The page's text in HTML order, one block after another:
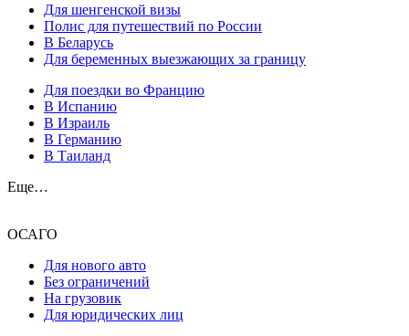
Для шенгенской визы
Полис для путешествий по России
В Беларусь
Для беременных выезжающих за границу
Для поездки во Францию
В Испанию
В Израиль
В Германию
В Таиланд
Еще…
ОСАГО
Для нового авто
Без ограничений
На грузовик
Для юридических лиц